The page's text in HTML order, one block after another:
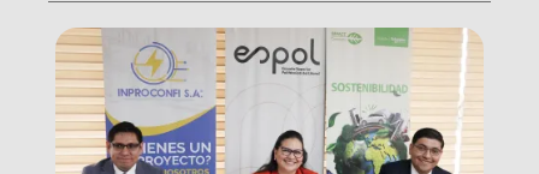
Image